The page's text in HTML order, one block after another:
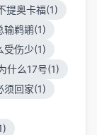
提奥卡福(1)
输鹈鹕(1)
受伤少(1)
什么17号(1)
须回家(1)